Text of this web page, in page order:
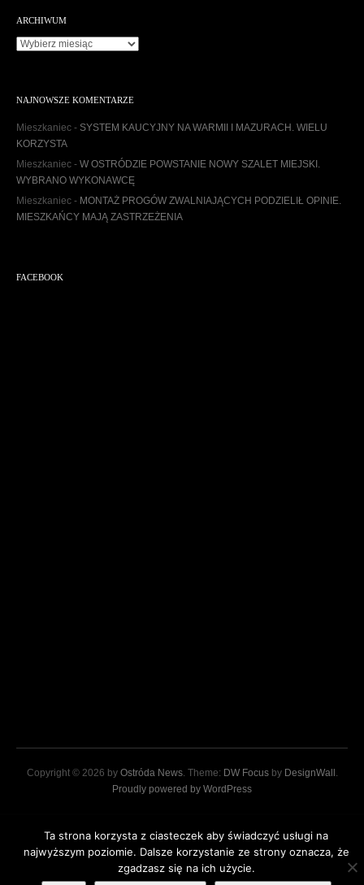
ARCHIWUM
A
w
u
NAJNOWSZE KOMENTARZE
Mieszkaniec - SYSTEM KAUCYJNY NA WARMII I MAZURACH. WIELU
KORZYSTA
Mieszkaniec - W OSTRÓDZIE POWSTANIE NOWY SZALET MIEJSKI.
WYBRANO WYKONAWCĘ
Mieszkaniec - MONTAŻ PROGÓW ZWALNIAJĄCYCH PODZIELIŁ OPINIE.
MIESZKAŃCY MAJĄ ZASTRZEŻENIA
FACEBOOK
Copyright © 2026 by Ostróda News. Theme: DW Focusby DesignWall
Proudly powered by WordPress
Ta strona korzysta z ciasteczek aby świadczyć usługi na
najwyższym poziomie. Dalsze korzystanie ze strony oznacza, że
zgadzasz się na ich użycie.